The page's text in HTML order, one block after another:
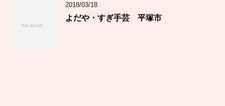
2018/03/18
よだや・すぎ手芸 平塚市